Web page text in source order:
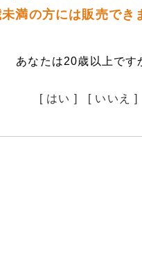
未満の方には販売でき
あなたは20歳以上です
[ はい ] [ いいえ ]